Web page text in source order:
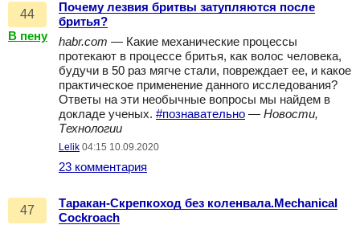
44
В пену
Почему лезвия бритвы затупляются после
бритья?
habr.com — Какие механические процессы
протекают в процессе бритья, как волос человека,
будучи в 50 раз мягче стали, повреждает ее, и какое
практическое применение данного исследования?
Ответы на эти необычные вопросы мы найдем в
докладе ученых. #познавательно — Новости,
Технологии
Lelik 04:15 10.09.2020
23 комментария
47
Таракан-Скрепкоход без коленвала.Mechanical
Cockroach